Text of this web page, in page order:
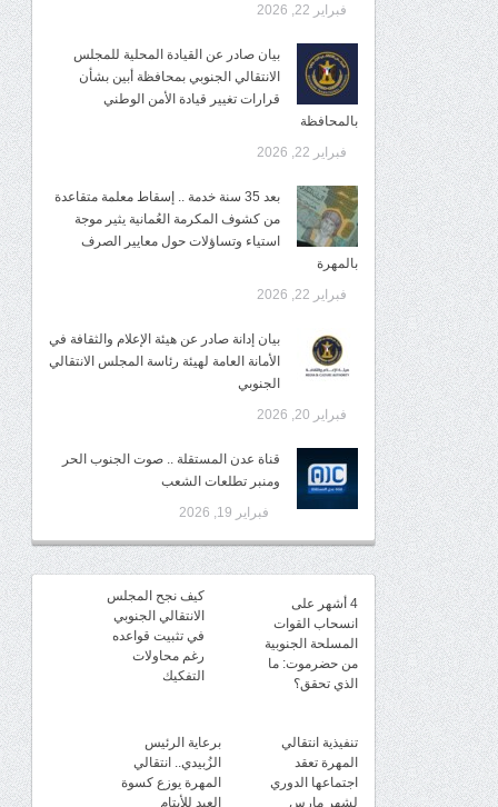
فبراير 22, 2026
بيان صادر عن القيادة المحلية للمجلس
الانتقالي الجنوبي بمحافظة أبين بشأن
قرارات تغيير قيادة الأمن الوطني
بالمحافظة
فبراير 22, 2026
بعد 35 سنة خدمة .. إسقاط معلمة متقاعدة
من كشوف المكرمة العُمانية يثير موجة
استياء وتساؤلات حول معايير الصرف
بالمهرة
فبراير 22, 2026
بيان إدانة صادر عن هيئة الإعلام والثقافة في
الأمانة العامة لهيئة رئاسة المجلس الانتقالي
الجنوبي
فبراير 20, 2026
قناة عدن المستقلة .. صوت الجنوب الحر
ومنبر تطلعات الشعب
فبراير 19, 2026
4 أشهر على
انسحاب القوات
المسلحة الجنوبية
من حضرموت: ما
الذي تحقق؟
كيف نجح المجلس
الانتقالي الجنوبي
في تثبيت قواعده
رغم محاولات
التفكيك
تنفيذية انتقالي
المهرة تعقد
اجتماعها الدوري
لشهر مارس
برعاية الرئيس
الزُبيدي.. انتقالي
المهرة يوزع كسوة
العيد للأيتام